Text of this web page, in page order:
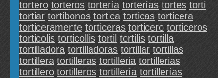
tortero torteros tortería torterías tortes torti
tortiar tortibonos tortica torticas torticera
torticeramente torticeras torticero torticeros
torticolis torticollis tortil tortilis tortilla
tortilladora tortilladoras tortillar tortillas
tortillera tortilleras tortilleria tortillerias
tortillero tortilleros tortillería tortillerías